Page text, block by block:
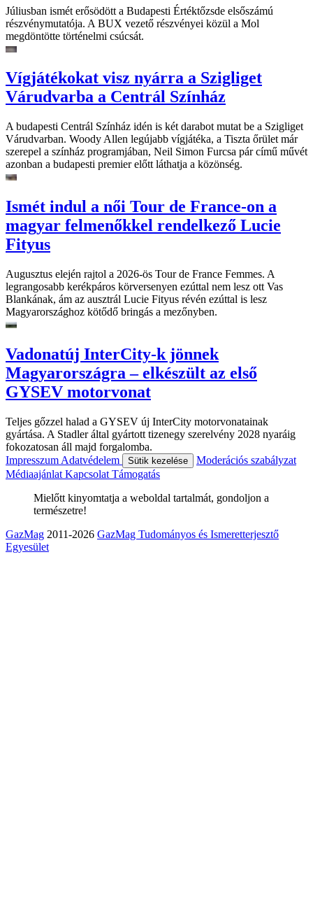
Júliusban ismét erősödött a Budapesti Értéktőzsde elsőszámú
részvénymutatója. A BUX vezető részvényei közül a Mol
megdöntötte történelmi csúcsát.
Vígjátékokat visz nyárra a Szigliget
Várudvarba a Centrál Színház
A budapesti Centrál Színház idén is két darabot mutat be a Szigliget
Várudvarban. Woody Allen legújabb vígjátéka, a Tiszta őrület már
szerepel a színház programjában, Neil Simon Furcsa pár című művét
azonban a budapesti premier előtt láthatja a közönség.
Ismét indul a női Tour de France-on a
magyar felmenőkkel rendelkező Lucie
Fityus
Augusztus elején rajtol a 2026-ös Tour de France Femmes. A
legrangosabb kerékpáros körversenyen ezúttal nem lesz ott Vas
Blankának, ám az ausztrál Lucie Fityus révén ezúttal is lesz
Magyarországhoz kötődő bringás a mezőnyben.
Vadonatúj InterCity-k jönnek
Magyarországra – elkészült az első
GYSEV motorvonat
Teljes gőzzel halad a GYSEV új InterCity motorvonatainak
gyártása. A Stadler által gyártott tizenegy szerelvény 2028 nyaráig
fokozatosan áll majd forgalomba.
Impresszum Adatvédelem Sütik kezelése
Moderációs szabályzat
Médiaajánlat Kapcsolat Támogatás
Mielőtt kinyomtatja a weboldal tartalmát, gondoljon a
természetre!
GazMag 2011-2026 GazMag Tudományos és Ismeretterjesztő
Egyesület